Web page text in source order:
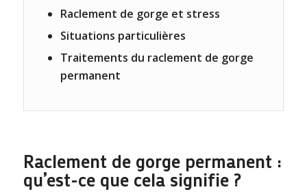
Raclement de gorge et stress
Situations particulières
Traitements du raclement de gorge
permanent
Raclement de gorge permanent :
qu’est-ce que cela signifie ?